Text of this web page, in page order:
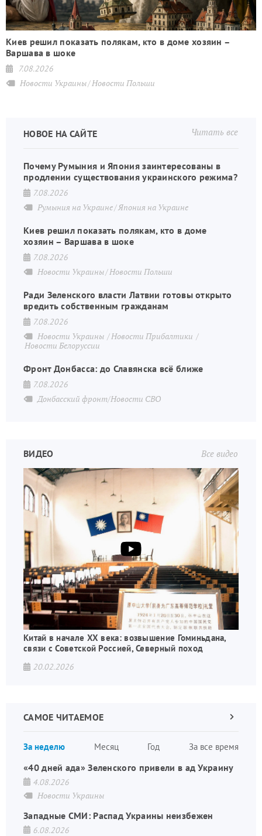
Киев решил показать полякам, кто в доме хозяин –
Варшава в шоке
7.08.2026
Новости Украины Новости Польши
Читать все
НОВОЕ НА САЙТЕ
Почему Румыния и Япония заинтересованы в
продлении существования украинского режима?
7.08.2026
Румыния на Украине Япония на Украине
Киев решил показать полякам, кто в доме
хозяин – Варшава в шоке
7.08.2026
Новости Украины Новости Польши
Ради Зеленского власти Латвии готовы открыто
вредить собственным гражданам
7.08.2026
Новости Украины
Новости Прибалтики
Новости Белоруссии
Фронт Донбасса: до Славянска всё ближе
7.08.2026
Донбасский фронт/Новости СВО
Все видео
ВИДЕО
Китай в начале XX века: возвышение Гоминьдана,
связи с Советской Россией, Северный поход
20.02.2026
САМОЕ ЧИТАЕМОЕ
За неделю Месяц Год За все время
Следующая
«40 дней ада» Зеленского привели в ад Украину
4.08.2026
Новости Украины
Западные СМИ: Распад Украины неизбежен
6.08.2026